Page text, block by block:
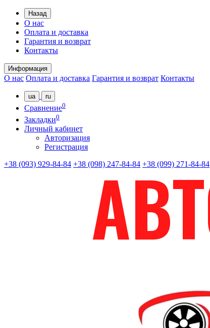
Назад
О нас
Оплата и доставка
Гарантия и возврат
Контакты
Информация
О нас Оплата и доставка Гарантия и возврат Контакты
ua ru
Сравнение0
Закладки0
Личный кабинет
Авторизация
Регистрация
+38 (093) 929-84-84 +38 (098) 247-84-84 +38 (099) 271-84-84